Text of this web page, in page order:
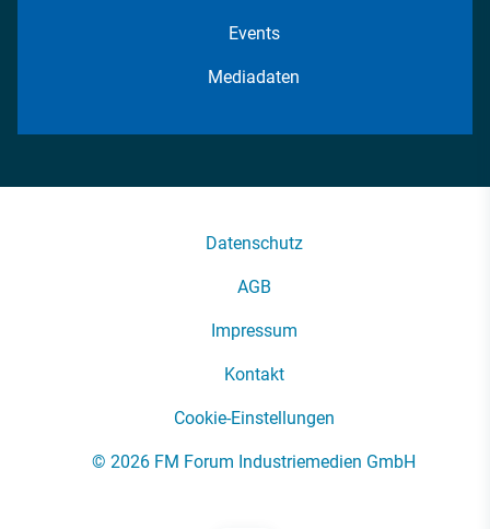
Events
Mediadaten
Datenschutz
AGB
Impressum
Kontakt
Cookie-Einstellungen
© 2026 FM Forum Industriemedien GmbH